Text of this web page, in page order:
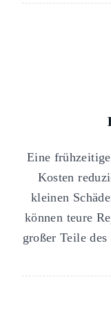
Eine
Kosten
kleinen
können teure
großer Teile